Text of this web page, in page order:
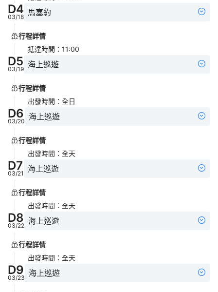
D4
03/18 馬塞約
行程詳情
抵達時間 ： 11:00
D5
03/19 海上巡遊
行程詳情
出發時間 ： 全日
D6
03/20 海上巡遊
行程詳情
出發時間 ： 全天
D7
03/21 海上巡遊
行程詳情
出發時間 ： 全天
D8
03/22 海上巡遊
行程詳情
出發時間 ： 全天
D9
03/23 海上巡遊